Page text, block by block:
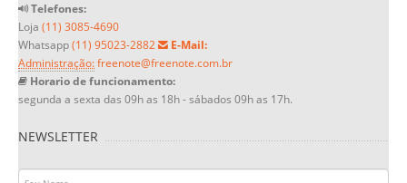
Telefones:
Loja (11) 3085-4690
Whatsapp(11) 95023-2882
E-Mail:
Administração:freenote@freenote.com.br
Horario de funcionamento:
segunda a sexta das 09h as 18h - sábados 09h as 17h.
NEWSLETTER